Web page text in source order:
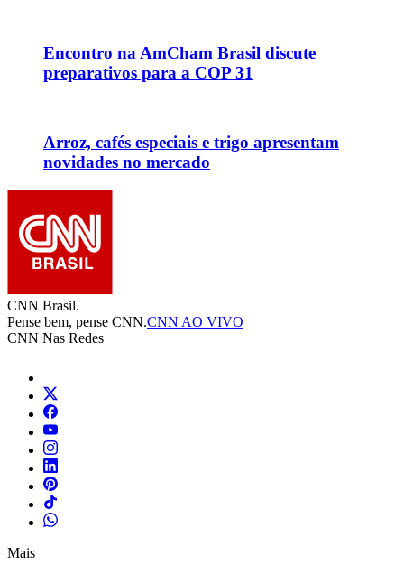
Encontro na AmCham Brasil discute
preparativos para a COP 31
Arroz, cafés especiais e trigo apresentam
novidades no mercado
CNN Brasil.
Pense bem, pense CNN.CNN AO VIVO
CNN Nas Redes
Mais